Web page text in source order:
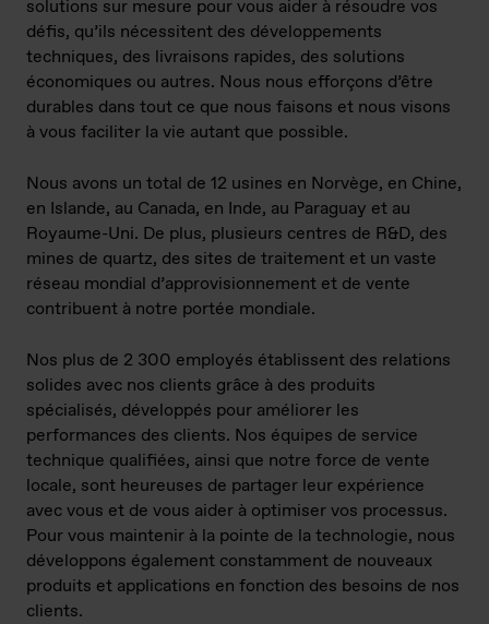
solutions sur mesure pour vous aider à résoudre vos
défis, qu’ils nécessitent des développements
techniques, des livraisons rapides, des solutions
économiques ou autres. Nous nous efforçons d’être
durables dans tout ce que nous faisons et nous visons
à vous faciliter la vie autant que possible.
Nous avons un total de 12 usines en Norvège, en Chine,
en Islande, au Canada, en Inde, au Paraguay et au
Royaume-Uni. De plus, plusieurs centres de R&D, des
mines de quartz, des sites de traitement et un vaste
réseau mondial d’approvisionnement et de vente
contribuent à notre portée mondiale.
Nos plus de 2 300 employés établissent des relations
solides avec nos clients grâce à des produits
spécialisés, développés pour améliorer les
performances des clients. Nos équipes de service
technique qualifiées, ainsi que notre force de vente
locale, sont heureuses de partager leur expérience
avec vous et de vous aider à optimiser vos processus.
Pour vous maintenir à la pointe de la technologie, nous
développons également constamment de nouveaux
produits et applications en fonction des besoins de nos
clients.